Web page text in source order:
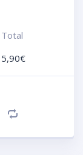
Total
5,90€